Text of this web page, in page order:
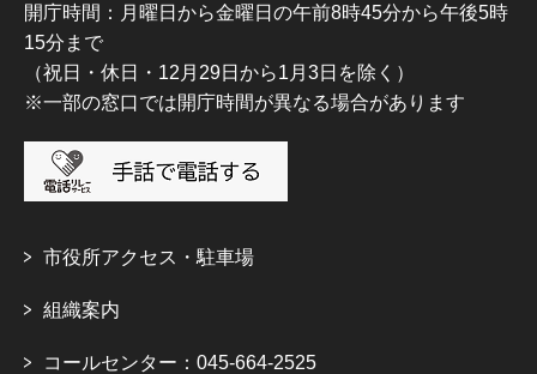
開庁時間：月曜日から金曜日の午前8時45分から午後5時
15分まで
（祝日・休日・12月29日から1月3日を除く）
※一部の窓口では開庁時間が異なる場合があります
市役所アクセス・駐車場
組織案内
コールセンター：045-664-2525